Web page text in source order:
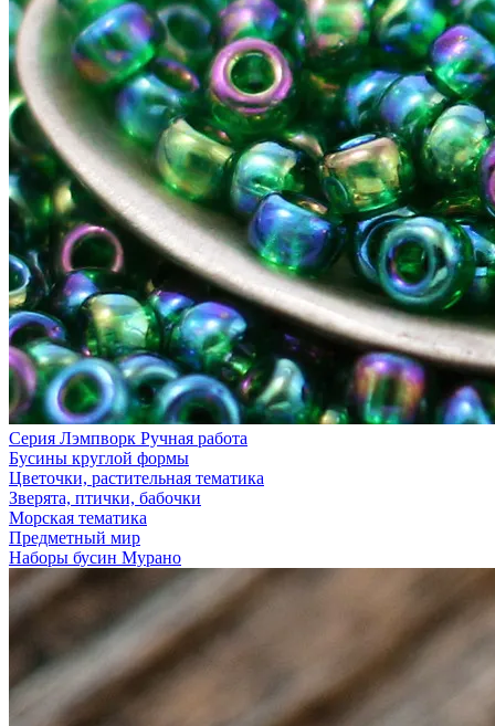
Серия Лэмпворк Ручная работа
Бусины круглой формы
Цветочки, растительная тематика
Зверята, птички, бабочки
Морская тематика
Предметный мир
Наборы бусин Мурано